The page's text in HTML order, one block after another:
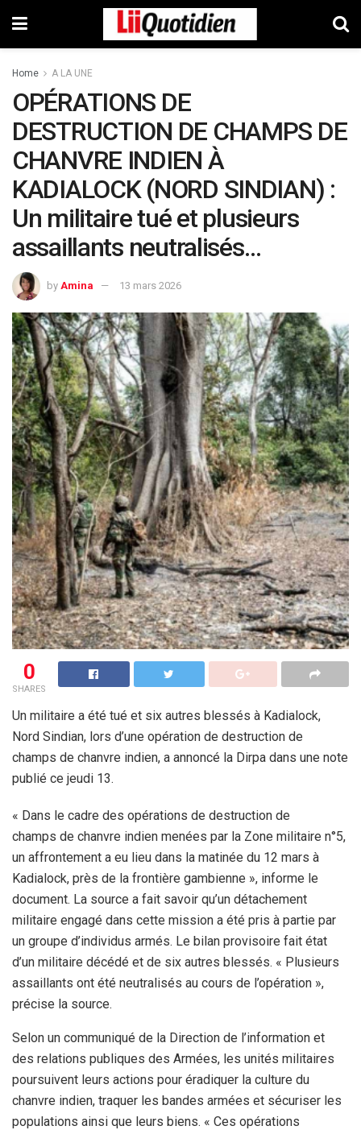
Home A LA UNE
OPÉRATIONS DE
DESTRUCTION DE CHAMPS DE
CHANVRE INDIEN À
KADIALOCK (NORD SINDIAN) :
Un militaire tué et plusieurs
assaillants neutralisés…
by Amina 13 mars 2026
0
SHARES
Un militaire a été tué et six autres blessés à Kadialock,
Nord Sindian, lors d’une opération de destruction de
champs de chanvre indien, a annoncé la Dirpa dans une note
publié ce jeudi 13.
« Dans le cadre des opérations de destruction de
champs de chanvre indien menées par la Zone militaire n°5,
un affrontement a eu lieu dans la matinée du 12 mars à
Kadialock, près de la frontière gambienne », informe le
document. La source a fait savoir qu’un détachement
militaire engagé dans cette mission a été pris à partie par
un groupe d’individus armés. Le bilan provisoire fait état
d’un militaire décédé et de six autres blessés. « Plusieurs
assaillants ont été neutralisés au cours de l’opération »,
précise la source.
Selon un communiqué de la Direction de l’information et
des relations publiques des Armées, les unités militaires
poursuivent leurs actions pour éradiquer la culture du
chanvre indien, traquer les bandes armées et sécuriser les
populations ainsi que leurs biens. « Ces opérations